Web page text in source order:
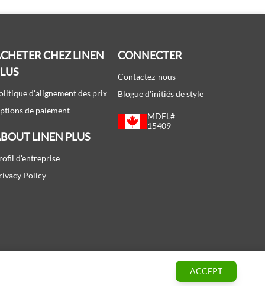
CHEZ LINEN
d'alignement des prix
de paiement
LINEN PLUS
d'entreprise
Policy
CONNECTER
Contactez-nous
Blogue d'initiés de style
MDEL#
15409
ACCEPT